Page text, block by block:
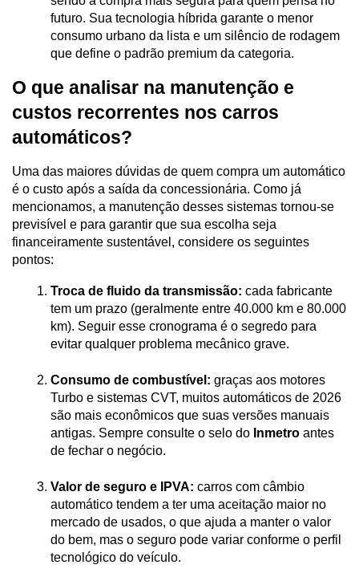
futuro. Sua tecnologia híbrida garante o menor
consumo urbano da lista e um silêncio de rodagem
que define o padrão premium da categoria.
O que analisar na manutenção e
custos recorrentes nos carros
automáticos?
Uma das maiores dúvidas de quem compra um automático
é o custo após a saída da concessionária. Como já
mencionamos, a manutenção desses sistemas tornou-se
previsível e para garantir que sua escolha seja
financeiramente sustentável, considere os seguintes
pontos:
Troca de fluido da transmissão: cada fabricante
tem um prazo (geralmente entre 40.000 km e 80.000
km). Seguir esse cronograma é o segredo para
evitar qualquer problema mecânico grave.
Consumo de combustível: graças aos motores
Turbo e sistemas CVT, muitos automáticos de 2026
são mais econômicos que suas versões manuais
antigas. Sempre consulte o selo do Inmetro antes
de fechar o negócio.
Valor de seguro e IPVA: carros com câmbio
automático tendem a ter uma aceitação maior no
mercado de usados, o que ajuda a manter o valor
do bem, mas o seguro pode variar conforme o perfil
tecnológico do veículo.